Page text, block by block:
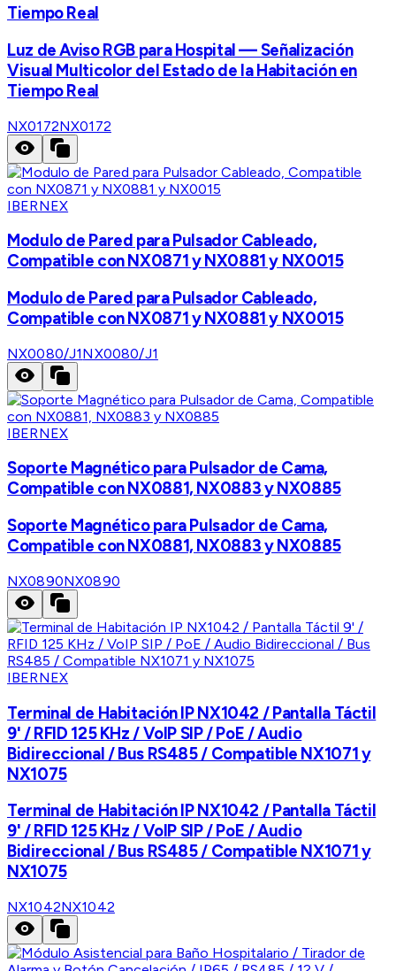
Tiempo Real
Luz de Aviso RGB para Hospital — Señalización
Visual Multicolor del Estado de la Habitación en
Tiempo Real
NX0172NX0172
IBERNEX
Modulo de Pared para Pulsador Cableado,
Compatible con NX0871 y NX0881 y NX0015
Modulo de Pared para Pulsador Cableado,
Compatible con NX0871 y NX0881 y NX0015
NX0080/J1NX0080/J1
IBERNEX
Soporte Magnético para Pulsador de Cama,
Compatible con NX0881, NX0883 y NX0885
Soporte Magnético para Pulsador de Cama,
Compatible con NX0881, NX0883 y NX0885
NX0890NX0890
IBERNEX
Terminal de Habitación IP NX1042 / Pantalla Táctil
9' / RFID 125 KHz / VoIP SIP / PoE / Audio
Bidireccional / Bus RS485 / Compatible NX1071 y
NX1075
Terminal de Habitación IP NX1042 / Pantalla Táctil
9' / RFID 125 KHz / VoIP SIP / PoE / Audio
Bidireccional / Bus RS485 / Compatible NX1071 y
NX1075
NX1042NX1042